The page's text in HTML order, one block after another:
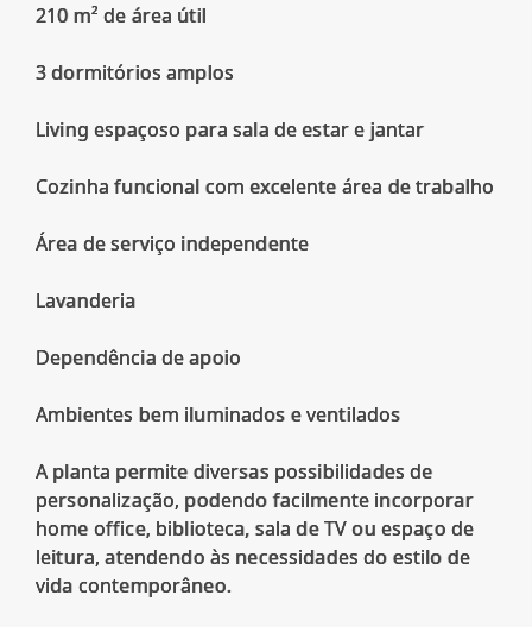
210 m² de área útil
3 dormitórios amplos
Living espaçoso para sala de estar e jantar
Cozinha funcional com excelente área de trabalho
Área de serviço independente
Lavanderia
Dependência de apoio
Ambientes bem iluminados e ventilados
A planta permite diversas possibilidades de
personalização, podendo facilmente incorporar
home office, biblioteca, sala de TV ou espaço de
leitura, atendendo às necessidades do estilo de
vida contemporâneo.